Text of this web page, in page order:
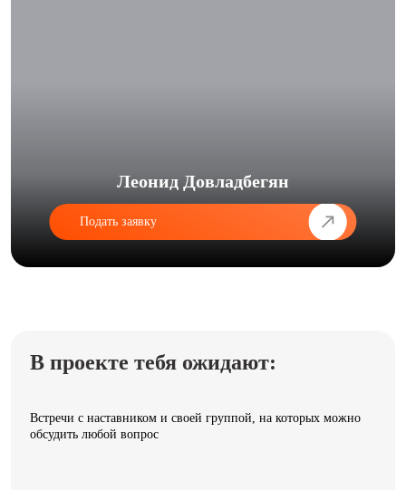
Леонид Довладбегян
Подать заявку
В проекте тебя ожидают:
Встречи с наставником и своей группой, на которых можно
обсудить любой вопрос